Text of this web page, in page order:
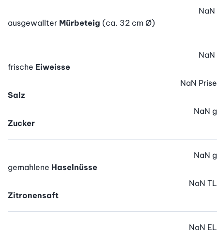
ausgewallter Mürbeteig (ca. 32 cm Ø)
NaN
frische Eiweisse
NaN
Salz
NaN Prise
Zucker
NaN g
gemahlene Haselnüsse
NaN g
Zitronensaft
NaN TL
NaN EL